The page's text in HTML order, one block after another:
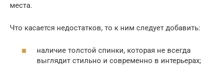
места.
Что касается недостатков, то к ним следует добавить:
наличие толстой спинки, которая не всегда
выглядит стильно и современно в интерьерах;